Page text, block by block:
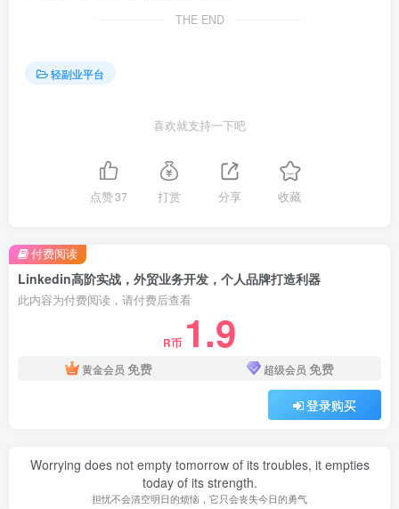
面功能变化
57.5.6如何提升自身的销售力，成为行业Top Sales
58.5.7如何提高Email&Message campaign的回复率
59.5.8如何提高自身应对客户的英文话术水平
60.5.9如何免费高效的群发个性化的邮件
61.5.10如何利用爬虫高效自动化采集邮箱和客户网站等信息
62.5.11如何用免费的CRM系统管理和跟进LinkedIn导出的销
63.5.12 如何用ChatGPT创建专业又美观的英文销售PPT
课程下载：
THE END
轻副业平台
喜欢就支持一下吧
点赞37 打赏 分享 收藏
Linkedin高阶实战，外贸业务开发，个人品牌打造利器
此内容为付费阅读，请付费后查看
R币 1.9
黄金会员 免费 超级会员 免费
登录购买
付费阅读
Worrying does not empty tomorrow of its troubles, it empties
today of its strength.
担忧不会清空明日的烦恼，它只会丧失今日的勇气